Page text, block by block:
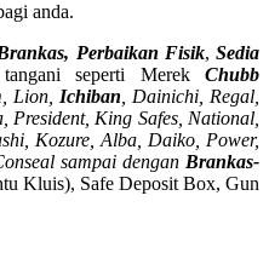
anda.
Perbaikan Fisik,Sedia
seperti MerekChubb
Lion, Ichiban , Dainichi, Regal,
President, King Safes, National,
Kozure, Alba, Daiko, Power,
sampai dengan Brankas-
Kluis), Safe Deposit Box, Gun